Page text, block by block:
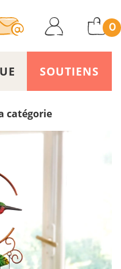
0
SOUTIENS
catégorie